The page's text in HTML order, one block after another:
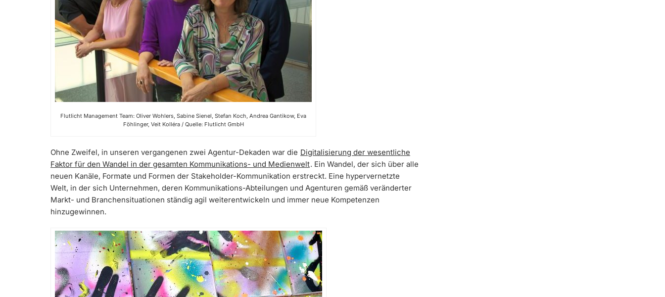
Flutlicht Management Team: Oliver Wohlers, Sabine Sienel, Stefan Koch, Andrea Gantikow, Eva
Föhlinger, Veit Kolléra / Quelle: Flutlicht GmbH
Ohne Zweifel, in unseren vergangenen zwei Agentur-Dekaden war die Digitalisierung der wesentliche
Faktor für den Wandel in der gesamten Kommunikations- und Medienwelt. Ein Wandel, der sich über alle
neuen Kanäle, Formate und Formen der Stakeholder-Kommunikation erstreckt. Eine hypervernetzte
Welt, in der sich Unternehmen, deren Kommunikations-Abteilungen und Agenturen gemäß veränderter
Markt- und Branchensituationen ständig agil weiterentwickeln und immer neue Kompetenzen
hinzugewinnen.